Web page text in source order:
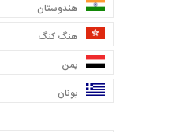
هندوستان
هنگ کنگ
یمن
یونان